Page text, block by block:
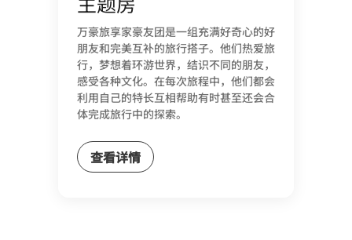
万豪旅享家豪友团是一组充满好奇心的好
朋友和完美互补的旅行搭子。他们热爱旅
行，梦想着环游世界，结识不同的朋友，
感受各种文化。在每次旅程中，他们都会
利用自己的特长互相帮助有时甚至还会合
体完成旅行中的探索。
查看详情